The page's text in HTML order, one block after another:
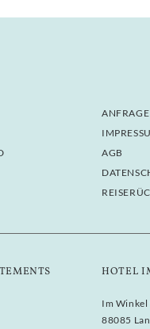
ANFRAGE
AGB
HOTEL
Im Winkel
88085